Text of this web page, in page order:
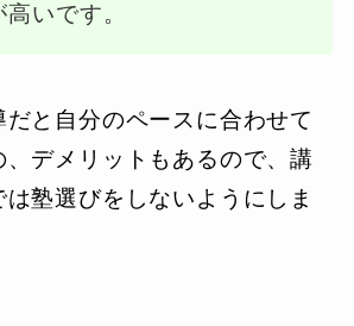
いです。
と自分のペースに合わせて
、デメリットもあるので、講
塾選びをしないようにしま